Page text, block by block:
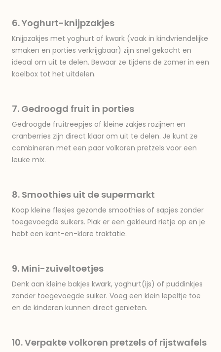
6. Yoghurt-knijpzakjes
Knijpzakjes met yoghurt of kwark (vaak in kindvriendelijke
smaken en porties verkrijgbaar) zijn snel gekocht en
ideaal om uit te delen. Bewaar ze tijdens de zomer in een
koelbox tot het uitdelen.
7. Gedroogd fruit in porties
Gedroogde fruitreepjes of kleine zakjes rozijnen en
cranberries zijn direct klaar om uit te delen. Je kunt ze
combineren met een paar volkoren pretzels voor een
leuke mix.
8. Smoothies uit de supermarkt
Koop kleine flesjes gezonde smoothies of sapjes zonder
toegevoegde suikers. Plak er een gekleurd rietje op en je
hebt een kant-en-klare traktatie.
9. Mini-zuiveltoetjes
Denk aan kleine bakjes kwark, yoghurt(ijs) of puddinkjes
zonder toegevoegde suiker. Voeg een klein lepeltje toe
en de kinderen kunnen direct genieten.
10. Verpakte volkoren pretzels of rijstwafels